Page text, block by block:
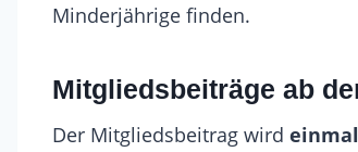
Minderjährige finden.
Mitgliedsbeiträge ab
Der Mitgliedsbeitrag wird